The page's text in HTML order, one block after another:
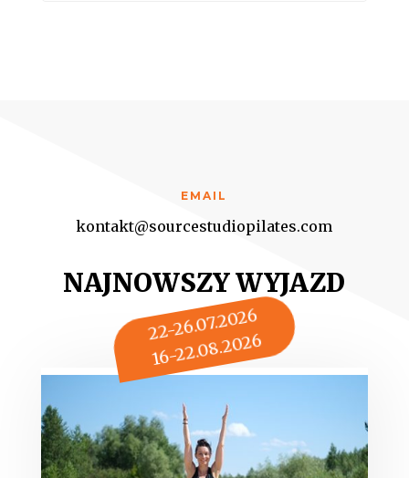
EMAIL
kontakt@sourcestudiopilates.com
NAJNOWSZY WYJAZD
22-26.07.2026
16-22.08.2026